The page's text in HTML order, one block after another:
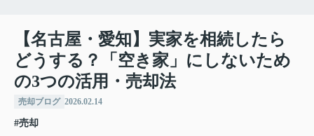
【名古屋・愛知】実家を相続したら
どうする？「空き家」にしないため
の3つの活用・売却法
売却ブログ 2026.02.14
#売却